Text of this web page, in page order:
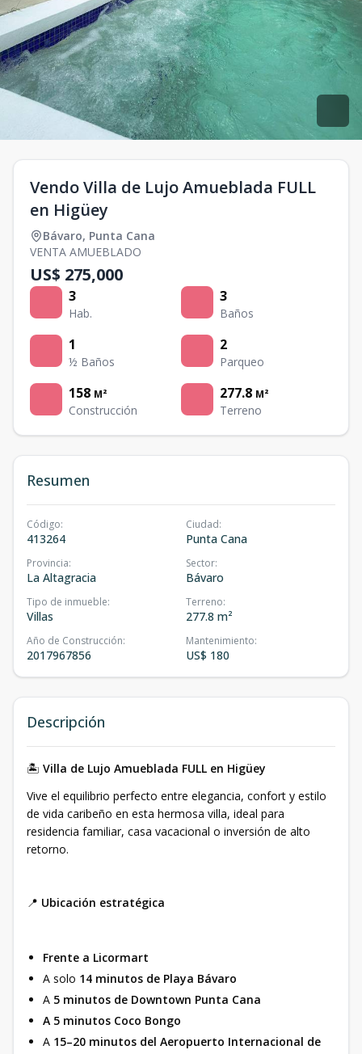
Vendo Villa de Lujo Amueblada FULL
en Higüey
Bávaro, Punta Cana
VENTA AMUEBLADO
US$ 275,000
3
Hab.
3
Baños
1
½ Baños
2
Parqueo
158 M²
Construcción
277.8 M²
Terreno
Resumen
Código:
413264
Ciudad:
Punta Cana
Provincia:
La Altagracia
Sector:
Bávaro
Tipo de inmueble:
Villas
Terreno:
277.8 m²
Año de Construcción:
2017967856
Mantenimiento:
US$ 180
Descripción
🏝 Villa de Lujo Amueblada FULL en Higüey
Vive el equilibrio perfecto entre elegancia, confort y estilo
de vida caribeño en esta hermosa villa, ideal para
residencia familiar, casa vacacional o inversión de alto
retorno.
📍 Ubicación estratégica
Frente a Licormart
A solo 14 minutos de Playa Bávaro
A 5 minutos de Downtown Punta Cana
A 5 minutos Coco Bongo
A 15–20 minutos del Aeropuerto Internacional de